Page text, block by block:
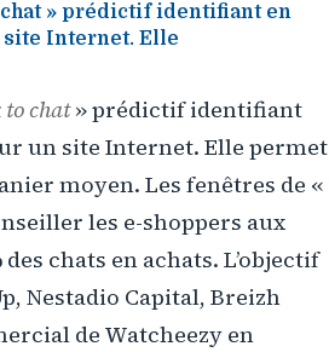
chat » prédictif identifiant en
Internet. Elle
to chat» prédictif identifiant
un site Internet. Elle permet
moyen. Les fenêtres de «
les e-shoppers aux
chats en achats. L’objectif
Nestadio Capital, Breizh
de Watcheezy en